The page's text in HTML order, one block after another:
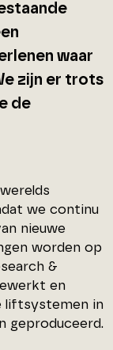
waar
zijn er trots
de
we continu
nieuwe
worden op
&
en
liftsystemen in
geproduceerd.